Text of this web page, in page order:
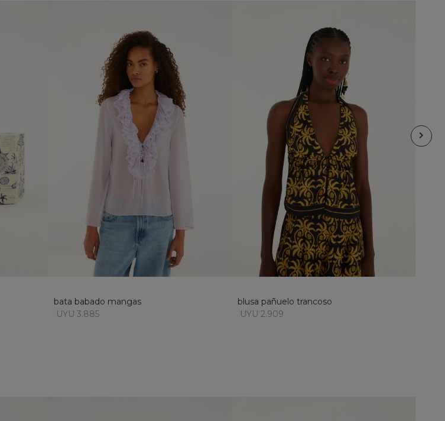
M
añadir al carrito
bata babado mangas
UYU 3.885
XL
M L
añadir al carrito
blusa pañuelo trancoso
UYU 2.909